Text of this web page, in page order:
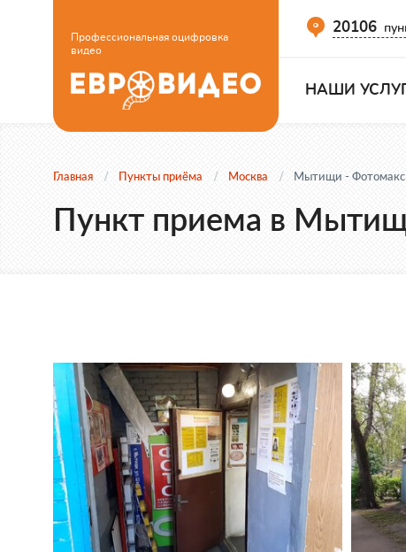
Профессиональная оцифровка
видео
20106
НАШИ
Главная Пункты приёма Москва Мытищи - Фотомакс
Пункт приема в